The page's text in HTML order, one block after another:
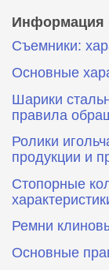
Информация
Съемники:
Основные
Шарики
правила
Ролики
продукции и
Стопорные
Ремни
Основные